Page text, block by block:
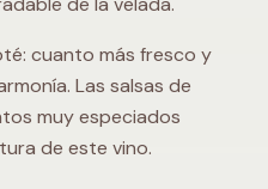
cuanto más fresco y
Las salsas de
muy especiados
de este vino.